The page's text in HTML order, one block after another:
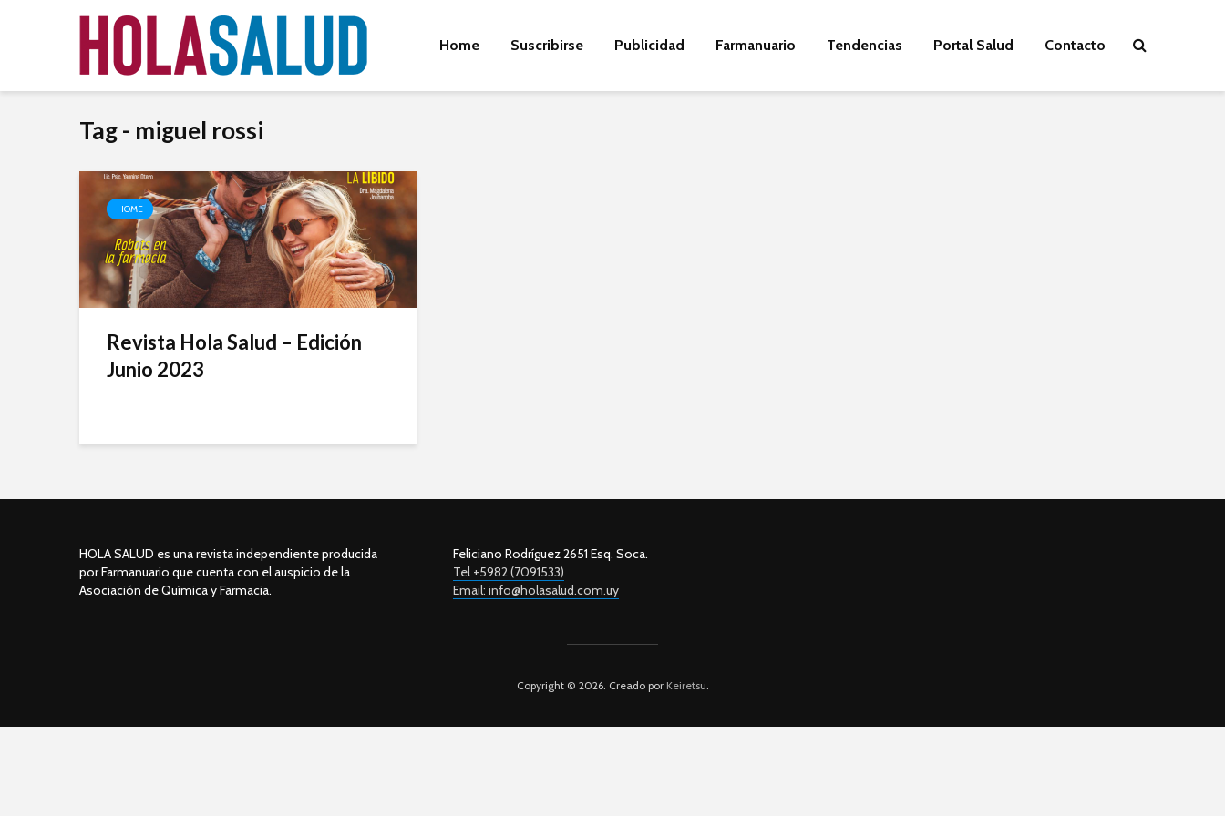
Home Suscribirse Publicidad Farmanuario Tendencias Portal Salud Contacto
Tag - miguel rossi
HOME
Revista Hola Salud – Edición
Junio 2023
HOLA SALUD es una revista independiente producida
por Farmanuario que cuenta con el auspicio de la
Asociación de Química y Farmacia.
Feliciano Rodríguez 2651 Esq. Soca.
Tel +5982 (7091533)
Email: info@holasalud.com.uy
Copyright © 2026. Creado porKeiretsu.